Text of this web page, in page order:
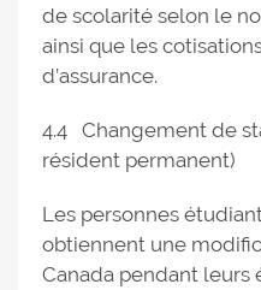
de scolarité selon le
ainsi que les
d’assurance.
4.4 Changement de
résident permanent)
Les personnes
obtiennent une
Canada pendant leurs